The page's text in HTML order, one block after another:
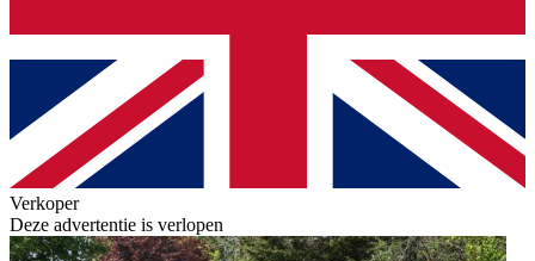
Verkoper
Deze advertentie is verlopen